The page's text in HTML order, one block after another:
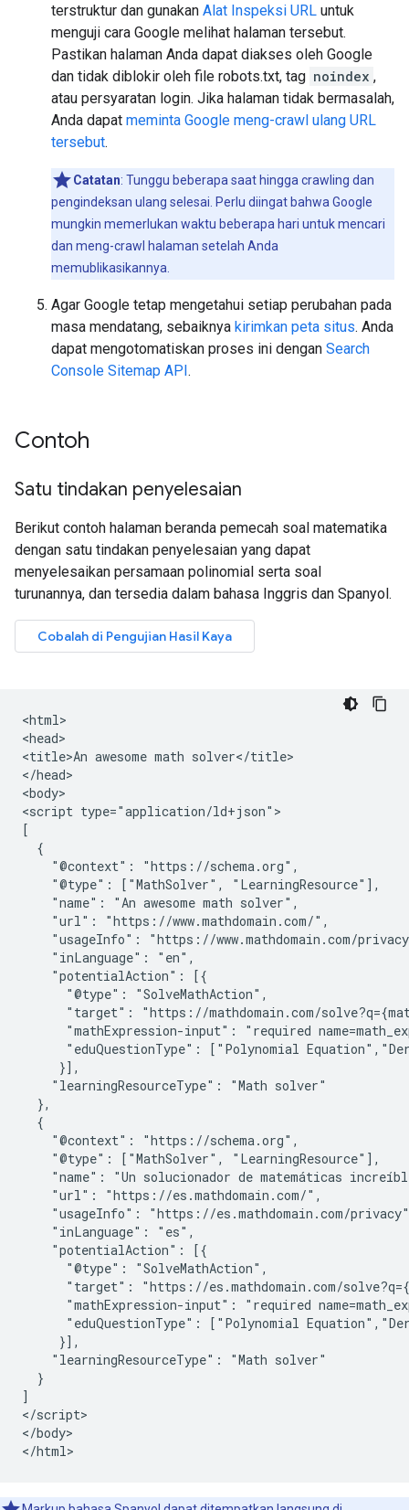
terstruktur dan gunakan Alat Inspeksi URL untuk
menguji cara Google melihat halaman tersebut.
Pastikan halaman Anda dapat diakses oleh Google
dan tidak diblokir oleh file robots.txt, tag noindex ,
atau persyaratan login. Jika halaman tidak bermasalah,
Anda dapat meminta Google meng-crawl ulang URL
tersebut.
Catatan: Tunggu beberapa saat hingga crawling dan
pengindeksan ulang selesai. Perlu diingat bahwa Google
mungkin memerlukan waktu beberapa hari untuk mencari
dan meng-crawl halaman setelah Anda
memublikasikannya.
Agar Google tetap mengetahui setiap perubahan pada
masa mendatang, sebaiknya kirimkan peta situs. Anda
dapat mengotomatiskan proses ini dengan Search
Console Sitemap API.
Contoh
Satu tindakan penyelesaian
Berikut contoh halaman beranda pemecah soal matematika
dengan satu tindakan penyelesaian yang dapat
menyelesaikan persamaan polinomial serta soal
turunannya, dan tersedia dalam bahasa Inggris dan Spanyol.
<html>
<head>
<title>An awesome math solver</title>
</head>
<body>
<script type="application/ld+json">
[
  {
    "@context": "https://schema.org",
    "@type": ["MathSolver", "LearningResource"],
    "name": "An awesome math solver",
    "url": "https://www.mathdomain.com/",
"usageInfo": "https://www.mathdomain.com/
    "inLanguage": "en",
    "potentialAction": [{
      "@type": "SolveMathAction",
"target": "https://mathdomain.com/
"mathExpression-input": "required
"eduQuestionType": ["Polynomial
     }],
    "learningResourceType": "Math solver"
  },
  {
    "@context": "https://schema.org",
    "@type": ["MathSolver", "LearningResource"],
"name": "Un solucionador de matemáticas
    "url": "https://es.mathdomain.com/",
"usageInfo": "https://es.mathdomain.com/
    "inLanguage": "es",
    "potentialAction": [{
      "@type": "SolveMathAction",
"target": "https://es.mathdomain.com/
"mathExpression-input": "required
"eduQuestionType": ["Polynomial
     }],
    "learningResourceType": "Math solver"
  }
]
</script>
</body>
</html>